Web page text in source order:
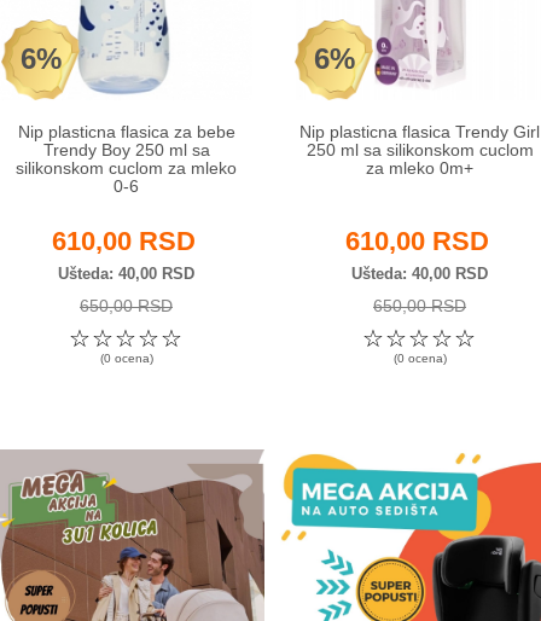
6%
Nip plasticna flasica za bebe
Trendy Boy 250 ml sa
silikonskom cuclom za mleko
0-6
610,00 RSD
Ušteda 40,00 RSD
650,00 RSD
☆
☆
☆
☆
☆
(0 ocena)
6%
Nip plasticna flasica Trendy Girl
250 ml sa silikonskom cuclom
za mleko 0m+
610,00 RSD
Ušteda 40,00 RSD
650,00 RSD
☆
☆
☆
☆
☆
(0 ocena)